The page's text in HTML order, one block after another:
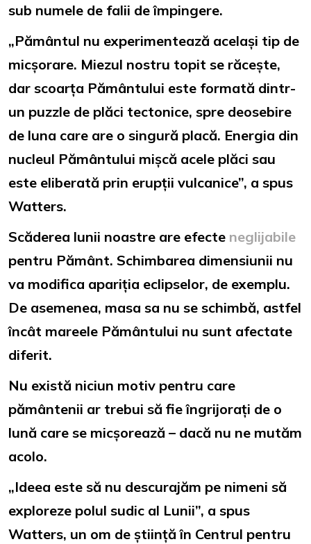
sub numele de falii de împingere.
„Pământul nu experimentează același tip de
micșorare. Miezul nostru topit se răcește,
dar scoarța Pământului este formată dintr-
un puzzle de plăci tectonice, spre deosebire
de luna care are o singură placă. Energia din
nucleul Pământului mișcă acele plăci sau
este eliberată prin erupții vulcanice”, a spus
Watters.
Scăderea lunii noastre are efecte neglijabile
pentru Pământ. Schimbarea dimensiunii nu
va modifica apariția eclipselor, de exemplu.
De asemenea, masa sa nu se schimbă, astfel
încât mareele Pământului nu sunt afectate
diferit.
Nu există niciun motiv pentru care
pământenii ar trebui să fie îngrijorați de o
lună care se micșorează – dacă nu ne mutăm
acolo.
„Ideea este să nu descurajăm pe nimeni să
exploreze polul sudic al Lunii”, a spus
Watters, un om de știință în Centrul pentru